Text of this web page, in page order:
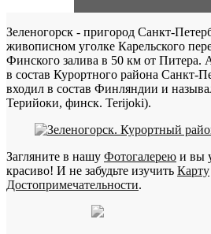
Зеленогорск - пригород Санкт-
живописном уголке Карельского
Финского залива в 50 км от Питера.
в состав Курортного района Санкт-
входил в состав Финляндии и
Терийоки, финск. Terijoki).
Загляните в нашу Фотогалерею и вы
красиво! И не забудьте изучить Карту
Достопримечательности.